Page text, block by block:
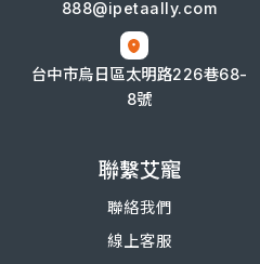
888@ipetaally.com
台中市烏日區太明路226巷68-
8號
聯繫艾寵
聯絡我們
線上客服